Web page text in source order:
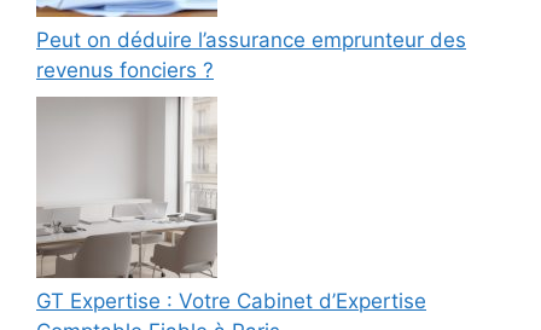
Peut on déduire l’assurance emprunteur des
revenus fonciers ?
GT Expertise : Votre Cabinet d’Expertise